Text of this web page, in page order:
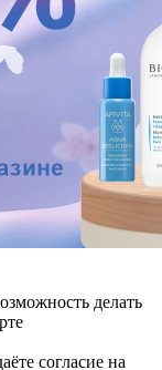
делать
согласие на